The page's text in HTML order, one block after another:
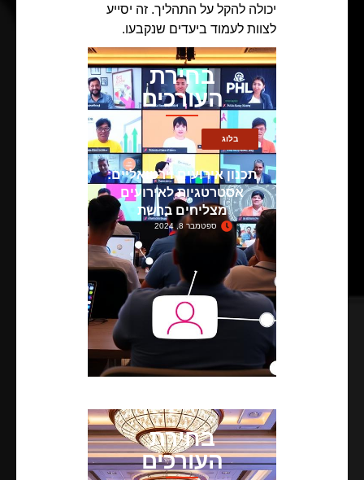
יכולה להקל על התהליך. זה יסייע
לצוות לעמוד ביעדים שנקבעו.
בחירת
העורכים
בלוג
תכנון אירועים וירטואליים:
אסטרטגיות לאירועים
מצליחים ברשת
ספטמבר 8, 2024
בחירת
העורכים